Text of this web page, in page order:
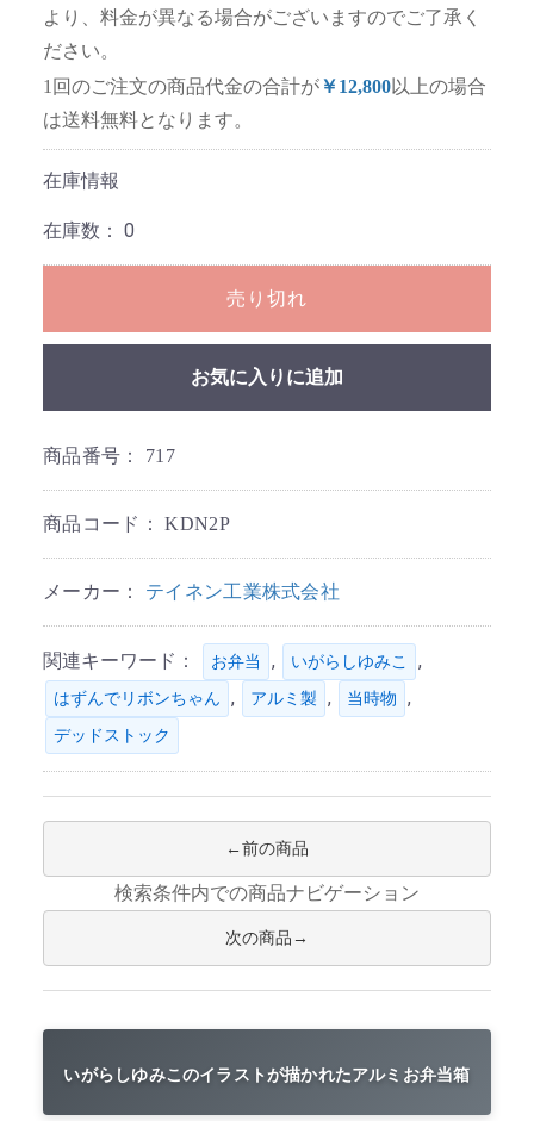
より、料金が異なる場合がございますのでご了承く
ださい。
1回のご注文の商品代金の合計が￥12,800以上の場合
は送料無料となります。
在庫情報
在庫数： 0
売り切れ
お気に入りに追加
商品番号： 717
商品コード：KDN2P
メーカー： テイネン工業株式会社
関連キーワード： お弁当 , いがらしゆみこ ,
はずんでリボンちゃん , アルミ製 , 当時物 ,
デッドストック
前の商品
検索条件内での商品ナビゲーション
次の商品
いがらしゆみこのイラストが描かれたアルミお弁当箱